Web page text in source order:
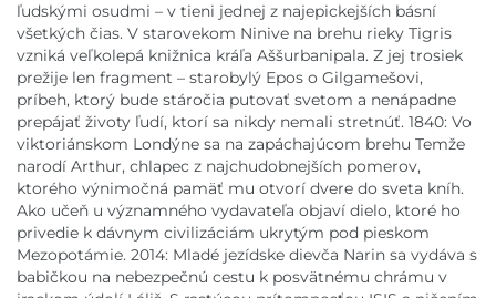
ľudskými osudmi – v tieni jednej z najepickejších básní
všetkých čias. V starovekom Ninive na brehu rieky Tigris
vzniká veľkolepá knižnica kráľa Aššurbanipala. Z jej trosiek
prežije len fragment – starobylý Epos o Gilgamešovi,
príbeh, ktorý bude stáročia putovať svetom a nenápadne
prepájať životy ľudí, ktorí sa nikdy nemali stretnúť. 1840: Vo
viktoriánskom Londýne sa na zapáchajúcom brehu Temže
narodí Arthur, chlapec z najchudobnejších pomerov,
ktorého výnimočná pamäť mu otvorí dvere do sveta kníh.
Ako učeň u významného vydavateľa objaví dielo, ktoré ho
privedie k dávnym civilizáciám ukrytým pod pieskom
Mezopotámie. 2014: Mladé jezídske dievča Narin sa vydáva s
babičkou na nebezpečnú cestu k posvätnému chrámu v